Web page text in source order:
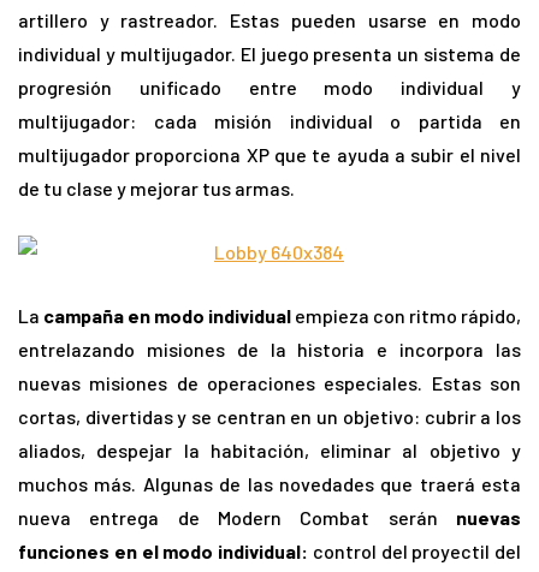
artillero y rastreador. Estas pueden usarse en modo
individual y multijugador. El juego presenta un sistema de
progresión unificado entre modo individual y
multijugador: cada misión individual o partida en
multijugador proporciona XP que te ayuda a subir el nivel
de tu clase y mejorar tus armas.
La campaña en modo individual empieza con ritmo rápido,
entrelazando misiones de la historia e incorpora las
nuevas misiones de operaciones especiales. Estas son
cortas, divertidas y se centran en un objetivo: cubrir a los
aliados, despejar la habitación, eliminar al objetivo y
muchos más. Algunas de las novedades que traerá esta
nueva entrega de Modern Combat serán nuevas
funciones en el modo individual: control del proyectil del